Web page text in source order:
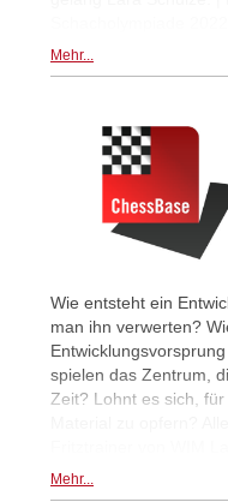
Mehr...
Wie entsteht ein
man ihn verwerten?
spielen das Zentrum,
Zeit? Lohnt es sich,
Mehr...